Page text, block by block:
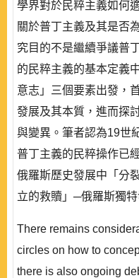
學界對於民粹主義如何
關於普丁主義及其是否
究目的不是繼續爭議普
的民粹主義的基本定義
意志」三個要素出發，
發展及其本質，進而探
與變異。筆者認為19世
普丁主義的民粹操作已
俄羅斯歷史發展中「分
立的救贖」─俄羅斯獨
There remains
circles on how to
there is also ongoing